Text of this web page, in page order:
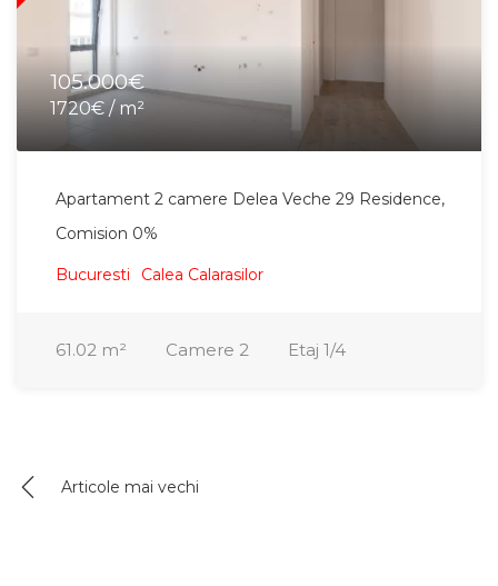
105.000€
1720€ / m²
Apartament 2 camere Delea Veche 29 Residence,
Comision 0%
Bucuresti Calea Calarasilor
61.02 m² Camere 2 Etaj 1/4
Navigare
Articole mai vechi